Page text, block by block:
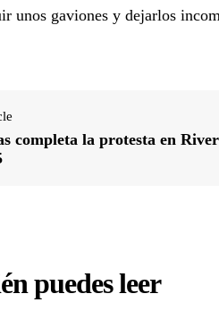
unos gaviones y dejarlos
completa la protesta en
puedes leer